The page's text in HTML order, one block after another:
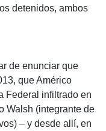
detenidos, ambos
de enunciar que
que Américo
Federal infiltrado en
Walsh (integrante de
– y desde allí, en